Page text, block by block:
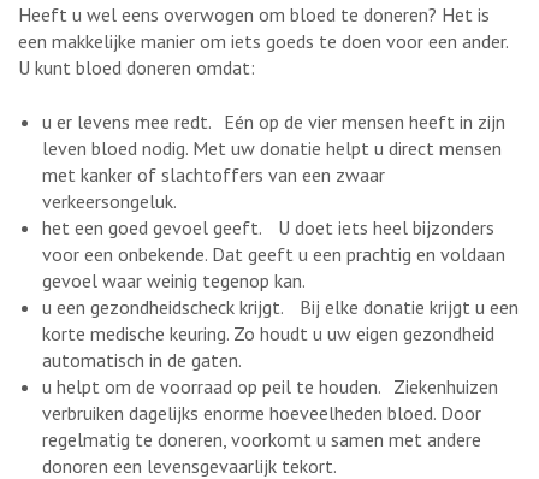
Heeft u wel eens overwogen om bloed te doneren? Het is
een makkelijke manier om iets goeds te doen voor een ander.
U kunt bloed doneren omdat:
u er levens mee redt. Eén op de vier mensen heeft in zijn
leven bloed nodig. Met uw donatie helpt u direct mensen
met kanker of slachtoffers van een zwaar
verkeersongeluk.
het een goed gevoel geeft. U doet iets heel bijzonders
voor een onbekende. Dat geeft u een prachtig en voldaan
gevoel waar weinig tegenop kan.
u een gezondheidscheck krijgt. Bij elke donatie krijgt u een
korte medische keuring. Zo houdt u uw eigen gezondheid
automatisch in de gaten.
u helpt om de voorraad op peil te houden. Ziekenhuizen
verbruiken dagelijks enorme hoeveelheden bloed. Door
regelmatig te doneren, voorkomt u samen met andere
donoren een levensgevaarlijk tekort.